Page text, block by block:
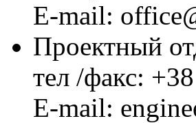
E-mail:
Проектный
тел /факс:
E-mail: